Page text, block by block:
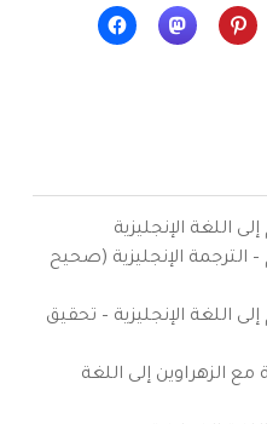
اللغة الإنجليزية
الترجمة الإنجليزية (صحيح
اللغة الإنجليزية – تحقيق
الزهراوين إلى اللغة